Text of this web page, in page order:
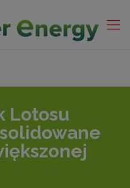
Lotosu